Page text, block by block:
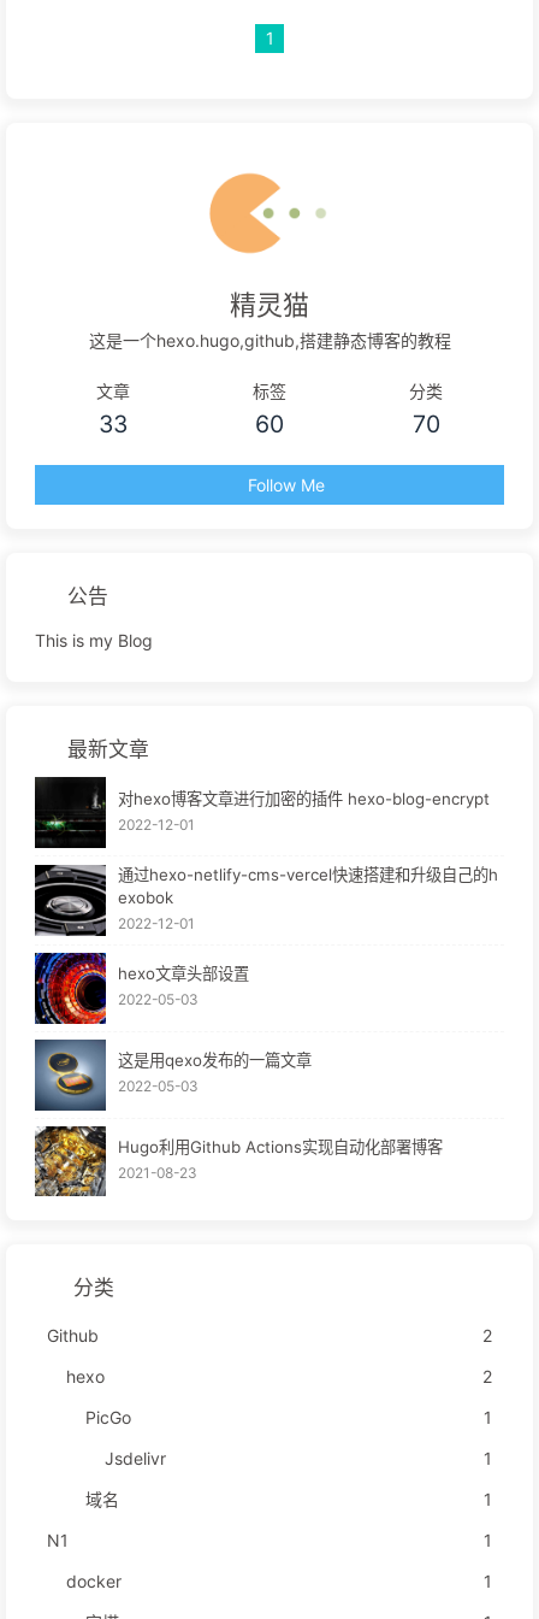
1
精灵猫
这是一个hexo.hugo,github,搭建静态博客的教程
文章
33
标签
60
分类
70
Follow Me
公告
This is my Blog
最新文章
对hexo博客文章进行加密的插件 hexo-blog-encrypt
2022-12-01
通过hexo-netlify-cms-vercel快速搭建和升级自己的h
exobok
2022-12-01
hexo文章头部设置
2022-05-03
这是用qexo发布的一篇文章
2022-05-03
Hugo利用Github Actions实现自动化部署博客
2021-08-23
分类
Github
2
hexo
2
PicGo
1
Jsdelivr
1
域名
1
N1
1
docker
1